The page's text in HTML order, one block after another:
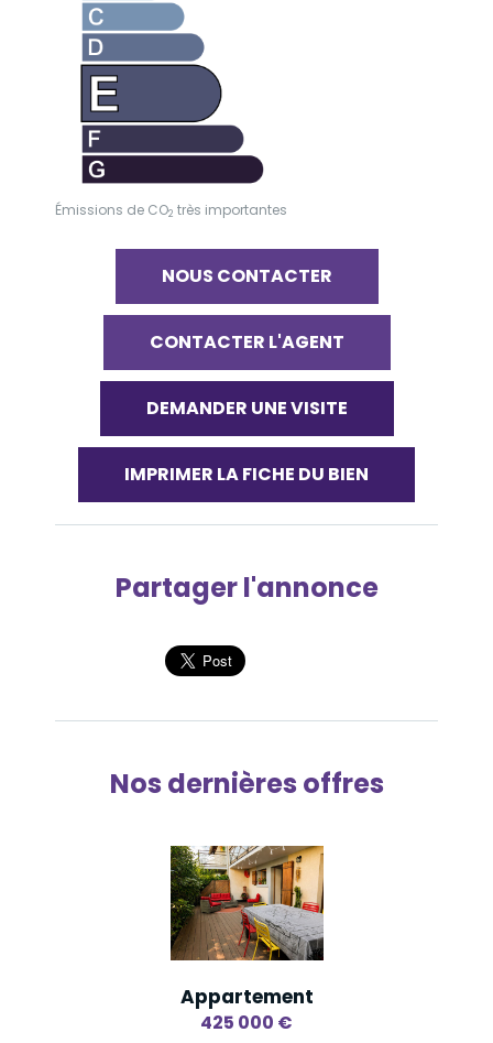
Émissions de CO2 très importantes
NOUS CONTACTER
CONTACTER L'AGENT
DEMANDER UNE VISITE
IMPRIMER LA FICHE DU BIEN
Partager l'annonce
Nos dernières offres
Appartement
425 000 €